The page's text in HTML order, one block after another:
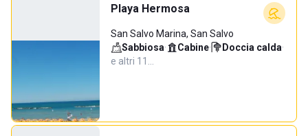
Playa Hermosa
San Salvo Marina, San Salvo
Sabbiosa· Cabine· Doccia calda·
e altri 11…